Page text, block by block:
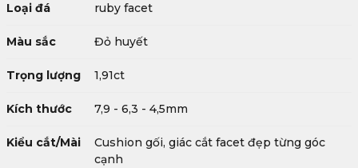
Loại đá ruby facet
Màu sắc Đỏ huyết
Trọng lượng 1,91ct
Kích thước 7,9 - 6,3 - 4,5mm
Kiểu cắt/Mài
Cushion gối, giác cắt facet đẹp từng góc
cạnh